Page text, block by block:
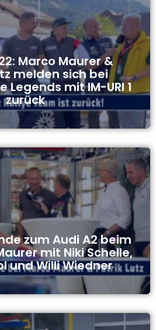
Marco Maurer &
melden sich bei
Legends mit IM-URI 1
zurück
zum Audi A2 beim
mit Niki Schelle,
und Willi Wiedner